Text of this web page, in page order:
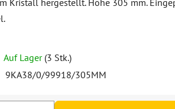
Auf Lager (3 Stk.)
9KA38/0/99918/305MM